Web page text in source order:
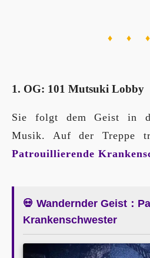
♦ ♦
1. OG: 101 Mutsuki Lobby
Sie folgt dem Geist in
Musik. Auf der Treppe
Patrouillierende
💀 Wandernder Geist：
Krankenschwester